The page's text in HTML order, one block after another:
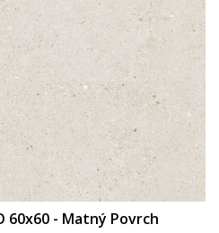
60x60 - Matný Povrch